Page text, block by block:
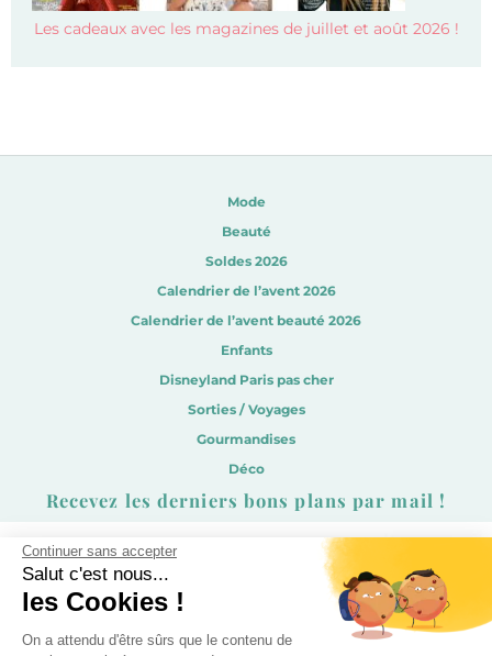
Continuer sans accepter
Salut c'est nous...
les Cookies !
On a attendu d'être sûrs que le contenu de
Les cadeaux avec les magazines de juillet et août 2026 !
Mode
Beauté
Soldes 2026
Calendrier de l’avent 2026
Calendrier de l’avent beauté 2026
Enfants
Disneyland Paris pas cher
Sorties / Voyages
Gourmandises
Déco
Recevez les derniers bons plans par mail !